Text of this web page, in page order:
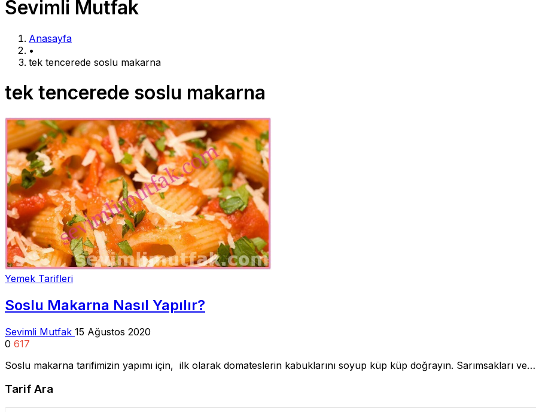
Sevimli Mutfak
Anasayfa
•
tek tencerede soslu makarna
tek tencerede soslu makarna
Yemek Tarifleri
Soslu Makarna Nasıl Yapılır?
Sevimli Mutfak 15 Ağustos 2020
0 617
Soslu makarna tarifimizin yapımı için, ilk olarak domateslerin kabuklarını soyup küp küp doğrayın. Sarımsakları ve…
Tarif Ara